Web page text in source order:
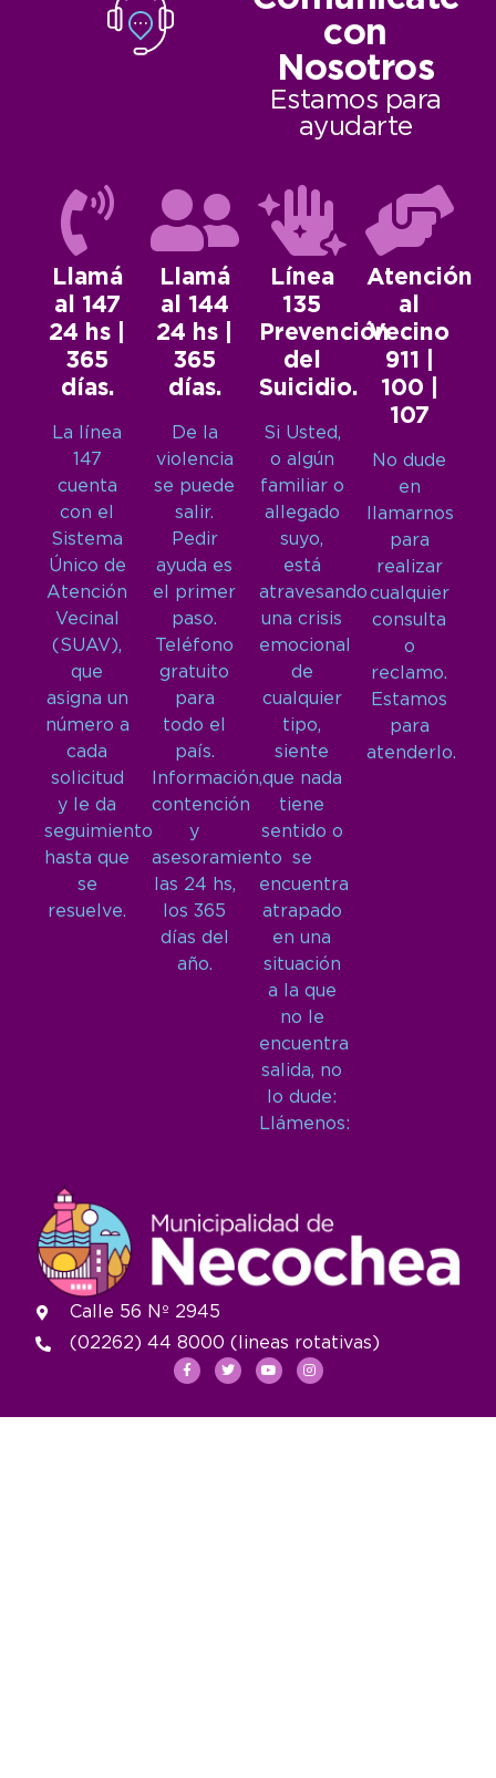
con
Nosotros
Estamos para
ayudarte
Llamá
al 147
24 hs |
365
días.
La línea
147
cuenta
con el
Sistema
Único de
Atención
Vecinal
(SUAV),
que
asigna un
número a
cada
solicitud
y le da
seguimiento
hasta que
se
resuelve.
Llamá
al 144
24 hs |
365
días.
De la
violencia
se puede
salir.
Pedir
ayuda es
el primer
paso.
Teléfono
gratuito
para
todo el
país.
Información,
contención
y
asesoramiento
las 24 hs,
los 365
días del
año.
Línea
135
Prevención
del
Suicidio.
Si Usted,
o algún
familiar o
allegado
suyo,
está
atravesando
una crisis
emocional
de
cualquier
tipo,
siente
que nada
tiene
sentido o
se
encuentra
atrapado
en una
situación
a la que
no le
encuentra
salida, no
lo dude:
Llámenos:
Atención
al
Vecino
911 |
100 |
107
No dude
en
llamarnos
para
realizar
cualquier
consulta
o
reclamo.
Estamos
para
atenderlo.
Calle 56 Nº 2945
(02262) 44 8000 (lineas rotativas)